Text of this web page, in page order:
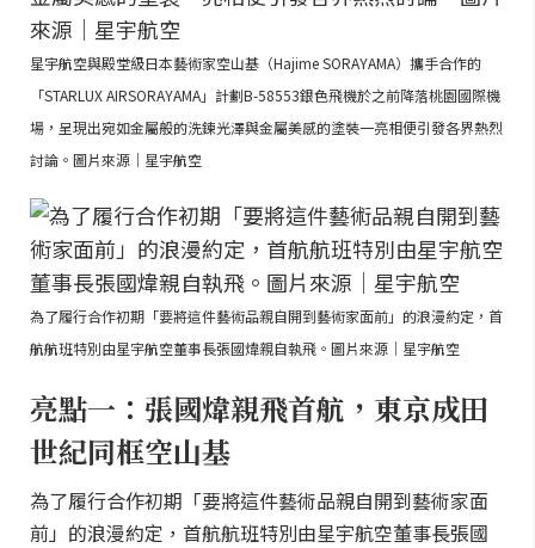
星宇航空與殿堂級日本藝術家空山基（Hajime SORAYAMA）攜手合作的
「STARLUX AIRSORAYAMA」計劃B-58553銀色飛機於之前降落桃園國際機
場，呈現出宛如金屬般的洗鍊光澤與金屬美感的塗裝一亮相便引發各界熱烈
討論。圖片來源｜星宇航空
為了履行合作初期「要將這件藝術品親自開到藝術家面前」的浪漫約定，首
航航班特別由星宇航空董事長張國煒親自執飛。圖片來源｜星宇航空
亮點一：張國煒親飛首航，東京成田
世紀同框空山基
為了履行合作初期「要將這件藝術品親自開到藝術家面
前」的浪漫約定，首航航班特別由星宇航空董事長張國